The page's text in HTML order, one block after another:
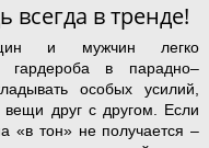
всегда в тренде!
и мужчин легко
гардероба в парадно–
особых усилий,
вещи друг с другом. Если
«в тон» не получается –